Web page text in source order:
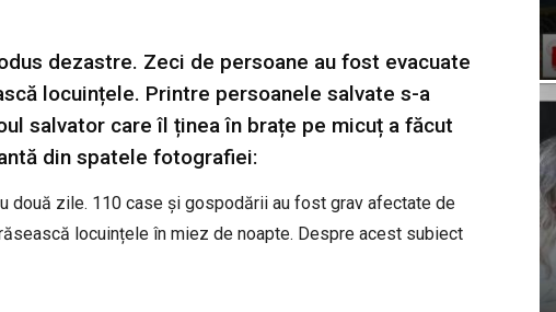
dezastre. Zeci de persoane au fost evacuate
locuințele. Printre persoanele salvate s-a
salvator care îl ținea în brațe pe micuț a făcut
din spatele fotografiei:
două zile. 110 case și gospodării au fost grav afectate de
locuințele în miez de noapte. Despre acest subiect